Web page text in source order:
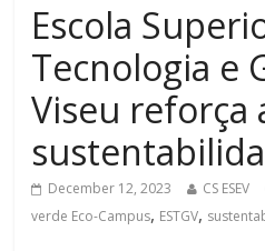
Escola
Tecnologia e
Viseu reforça
December 12, 2023 CS ESEV
verde Eco-Campus, ESTGV,